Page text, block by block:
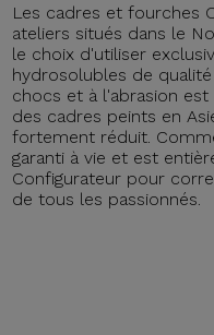
Les cadres et fourches
ateliers situés dans le
le choix d'utiliser
hydrosolubles de
chocs et à l'abrasion
des cadres peints en
fortement réduit.
garanti à vie et est
Configurateur pour
de tous les passionnés.